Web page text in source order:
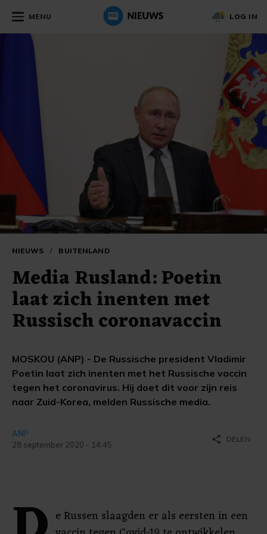
MENU LOG IN
NIEUWS / BUITENLAND
Media Rusland: Poetin
laat zich inenten met
Russisch coronavaccin
MOSKOU (ANP) - De Russische president Vladimir
Poetin laat zich inenten met het Russische vaccin
tegen het coronavirus. Hij doet dit voor zijn reis
naar Zuid-Korea, melden Russische media.
ANP
28 september 2020 - 14:45
share DELEN
e Russen slaagden er als eersten in een